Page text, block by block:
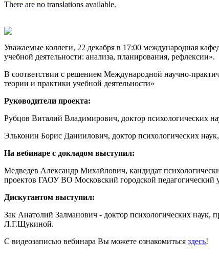
There are no translations available.
Уважаемые коллеги, 22 декабря в 17:00 международная
учебной деятельности: анализа, планирования, рефлексии».
В соответствии с решением Международной научно-
теории и практики учебной деятельности»
Руководители проекта:
Рубцов Виталий Владимирович, доктор психологических
Эльконин Борис Даниилович, доктор психологических
На вебинаре с докладом выступил:
Медведев Александр Михайлович, кандидат
проектов ГАОУ ВО Московский городской педагогический
Дискутантом выступил:
Зак Анатолий Залманович - доктор психологических
Л.Г.Щукиной.
С видеозаписью вебинара Вы можете ознакомиться здесь!